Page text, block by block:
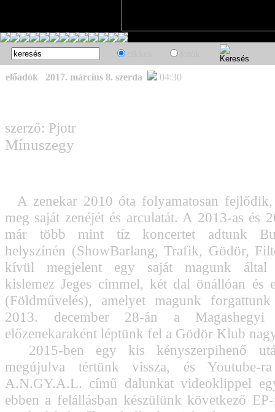
előadók 2017. március 8. szerda 04:30
szerző: Pjotr
Mínuszegy
A zenekar 2010 óta folyamatosan
meg saját zenéjét és arculatát. A 2013-as és
már több mint tíz koncertet adtunk
helyszínén (ShowBarlang, Trafik, Gödör,
kívül megjelent egy saját magunk által
kislemez Jeges címmel, két dal önállóan és
(Földművelés), amelyet magunk
2013. december 28-án a Magashegyi
előzenekaraként léptünk fel a Gödör Klub
2015-ben egy kis kényszerpihenő
megújulva tértünk vissza, és Youtube-
A.N.GY.A.L. című dalunkat videoklippel
ebben a felállásban készülünk következő